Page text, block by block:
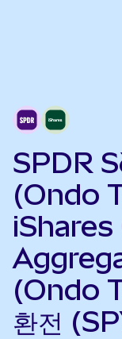
SPDR
(Ondo
iShares
(Ondo
환전